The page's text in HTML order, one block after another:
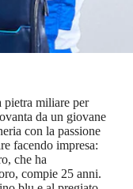
pietra miliare per
da un giovane
con la passione
facendo impresa:
che ha
compie 25 anni.